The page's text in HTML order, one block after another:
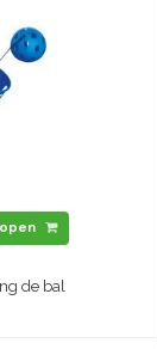
de bal